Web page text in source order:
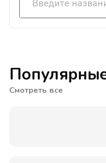
Смотреть все